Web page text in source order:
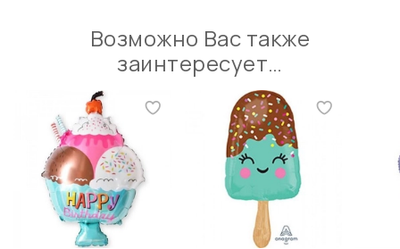
Возможно Вас также
заинтересует…